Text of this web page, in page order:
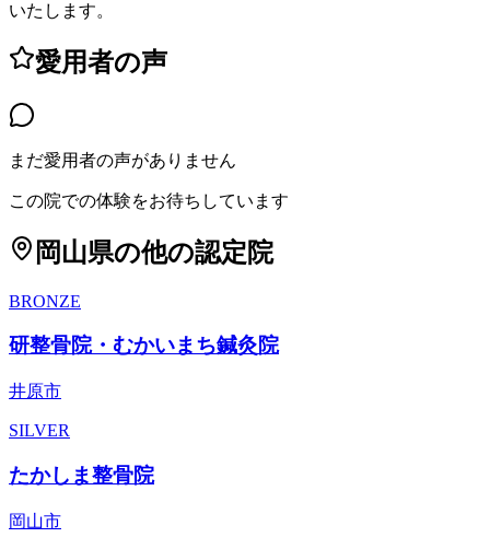
いたします。
愛用者の声
まだ愛用者の声がありません
この院での体験をお待ちしています
岡山県の他の認定院
BRONZE
研整骨院・むかいまち鍼灸院
井原市
SILVER
たかしま整骨院
岡山市